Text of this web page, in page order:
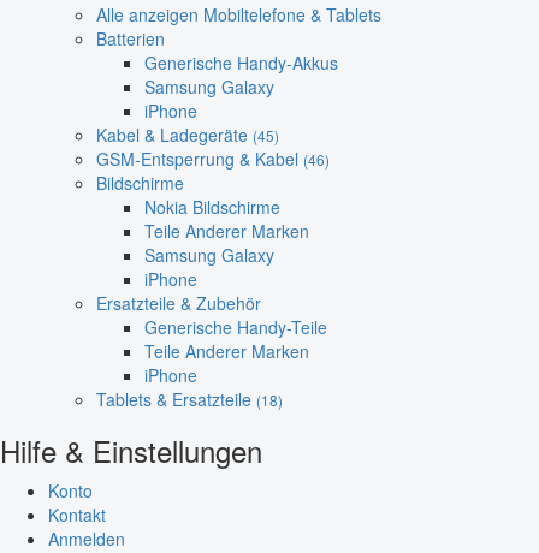
Alle anzeigen Mobiltelefone & Tablets
Batterien
Generische Handy-Akkus
Samsung Galaxy
iPhone
Kabel & Ladegeräte (45)
GSM-Entsperrung & Kabel (46)
Bildschirme
Nokia Bildschirme
Teile Anderer Marken
Samsung Galaxy
iPhone
Ersatzteile & Zubehör
Generische Handy-Teile
Teile Anderer Marken
iPhone
Tablets & Ersatzteile (18)
Hilfe & Einstellungen
Konto
Kontakt
Anmelden